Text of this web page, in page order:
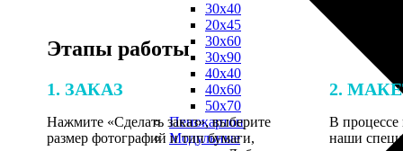
30х40
20х45
30х60
30х90
40х40
40х60
50х70
Пенокартон
Модульные
Этапы работы
1. ЗАКАЗ
Нажмите «Сделать заказ», выберите
размер фотографий и тип бумаги,
2.
В процессе
наши